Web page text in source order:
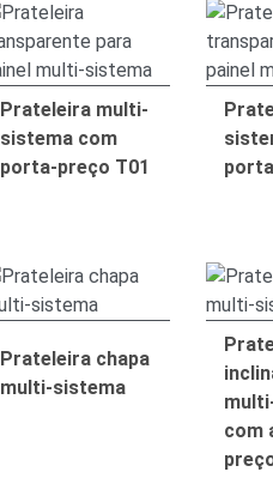
Prateleira multi-
sistema com
porta-preço T01
Prateleira chapa
multi-sistema
com